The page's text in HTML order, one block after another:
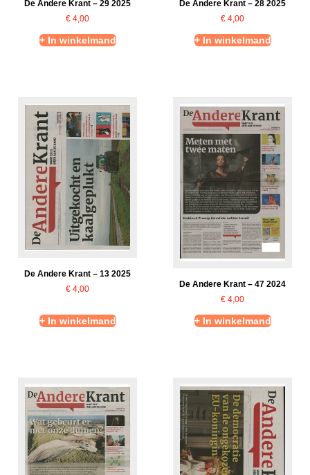
De Andere Krant – 29 2025
€ 4,00
+ In winkelmand
De Andere Krant – 28 2025
€ 4,00
+ In winkelmand
De Andere Krant – 13 2025
€ 4,00
+ In winkelmand
De Andere Krant – 47 2024
€ 4,00
+ In winkelmand